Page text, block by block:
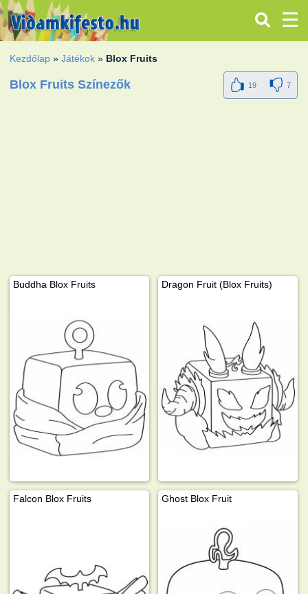
Kezdőlap »Játékok » Blox Fruits
Blox Fruits Színezők 19 7
Buddha Blox Fruits Dragon Fruit (Blox Fruits)
Falcon Blox Fruits Ghost Blox Fruit